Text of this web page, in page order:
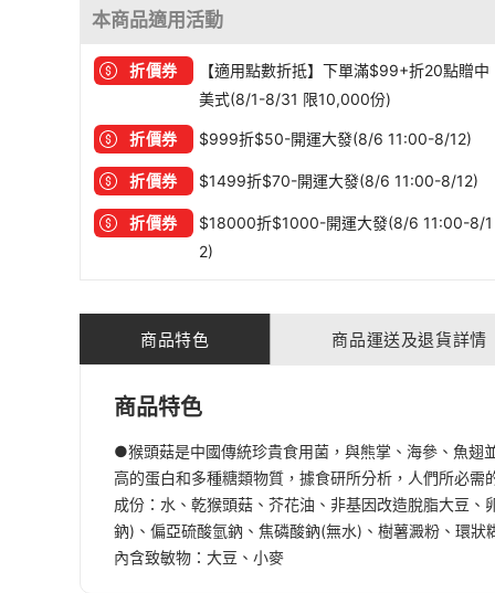
本商品適用活動
折價券
【適用點數折抵】下單滿$99+折20點贈中
美式(8/1-8/31 限10,000份)
折價券 $999折$50-開運大發(8/6 11:00-8/12)
折價券 $1499折$70-開運大發(8/6 11:00-8/12)
折價券
$18000折$1000-開運大發(8/6 11:00-8/1
2)
商品特色 商品運送及退貨詳情
商品特色
●猴頭菇是中國傳統珍貴食用菌，與熊掌、海參、魚翅
高的蛋白和多種糖類物質，據食研所分析，人們所必
成份：水、乾猴頭菇、芥花油、非基因改造脫脂大豆
鈉)、偏亞硫酸氫鈉、焦磷酸鈉(無水)、樹薯澱粉、環狀
內含致敏物：大豆、小麥